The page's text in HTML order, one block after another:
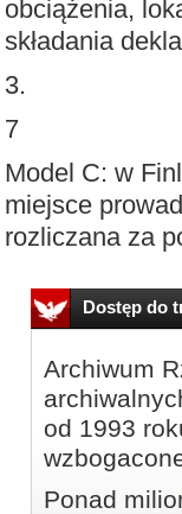
obciążenia,
składania
3.
7
Model C: w
miejsce
rozliczana za
Dostęp do
Archiwum
od 1993
Ponad